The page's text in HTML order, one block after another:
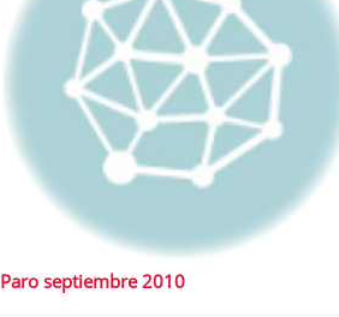
Paro septiembre 2010